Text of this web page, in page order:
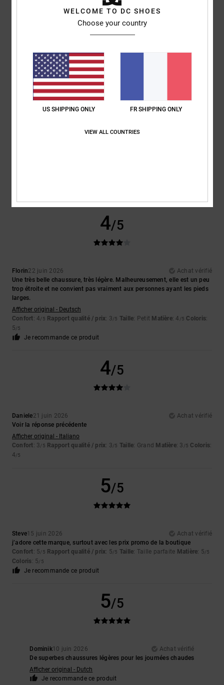
: 5/5
Je recommande ce produit
5 /5
4/5
Florin22 juin 2026
Achat vérifié
Une très belle chaussure, très légère. Malheureusement, elle est un peu
trop étroite et ne convient pas vraiment aux personnes ayant les pieds
larges.
Afficher original - Deutsch
Confort: 4/5 Rapport qualité / prix: 3/5 Taille: Petit Matière: 4 /5 Coloris:
5/5
Je recommande ce produit
4/5
Daniele21 juin 2026
Achat vérifié
Voir la réponse précédente
Afficher original - Italiano
Confort: 3/5 Rapport qualité / prix: 3/5 Taille: Grand Matière: 3 /5 Coloris:
4/5
5/5
Steve15 juin 2026
Achat vérifié
j’adore cette marque, surtout avec les prix promo de la boutique
Confort: 5/5 Rapport qualité / prix: 5/5 Taille: Taille parfaite Matière: 5/5
Coloris: 5/5
Je recommande ce produit
5/5
Dominik10 juin 2026
Achat vérifié
De superbes chaussures légères pour les journées chaudes
Afficher original - Dutch
Je recommande ce produit
WELCOME TO DC SHOES
Choose your country
US SHIPPING ONLY FR SHIPPING ONLY
VIEW ALL COUNTRIES